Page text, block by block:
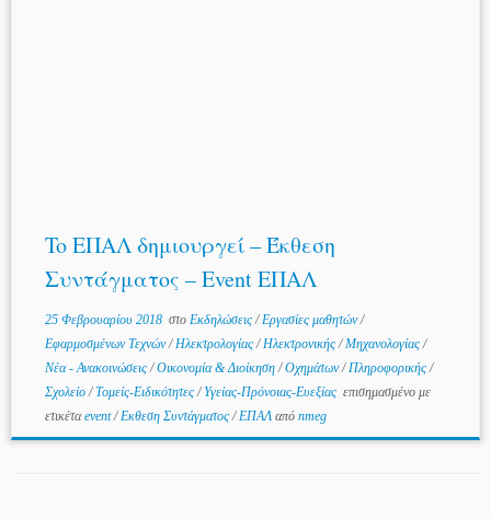
To ΕΠΑΛ δημιουργεί – Έκθεση
Συντάγματος – Event ΕΠΑΛ
25 Φεβρουαρίου 2018στο Εκδηλώσεις/Εργασίες μαθητών/
Εφαρμοσμένων Τεχνών/Ηλεκτρολογίας/Ηλεκτρονικής/Μηχανολογίας/
Νέα - Ανακοινώσεις/Οικονομία & Διοίκηση/Οχημάτων/Πληροφορικής/
Σχολείο/Τομείς-Ειδικότητες/Υγείας-Πρόνοιας-Ευεξίας επισημασμένο με
ετικέταevent/Εκθεση Συντάγματος/ΕΠΑΛ από nmeg